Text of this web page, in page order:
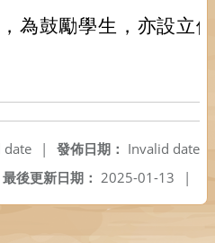
為鼓勵學生，亦設立
發佈日期： Invalid date
date
|
最後更新日期： 2025-01-13 |